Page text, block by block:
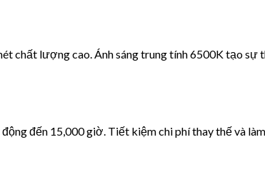
chất lượng cao. Ánh sáng trung tính 6500K tạo sự
đến 15,000 giờ. Tiết kiệm chi phí thay thế và